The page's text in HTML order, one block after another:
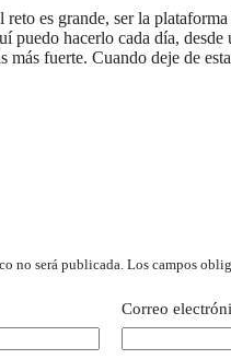
es grande, ser la
puedo hacerlo cada día,
más fuerte. Cuando deje de
no será publicada. Los campos
Correo